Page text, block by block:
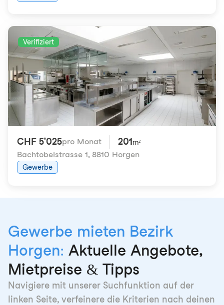
Verifiziert
CHF 5'025pro Monat 201 m²
Bachtobelstrasse 1, 8810 Horgen
Gewerbe
Gewerbe mieten Bezirk
Horgen: Aktuelle Angebote,
Mietpreise & Tipps
Navigiere mit unserer Suchfunktion auf der
linken Seite, verfeinere die Kriterien nach deinen